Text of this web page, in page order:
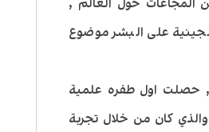
المجاعات حول العالم ,
على البشر موضوع
في عام 2012 , حصلت اول طفره علمية
كان من خلال تجربة